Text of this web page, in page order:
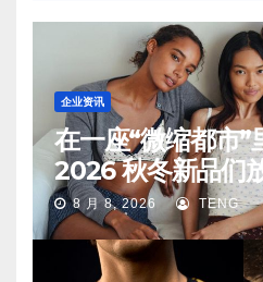
企业资讯
在一座“微缩都市”
2026 秋冬新品们
活场景中
8 月 8, 2026 TENG